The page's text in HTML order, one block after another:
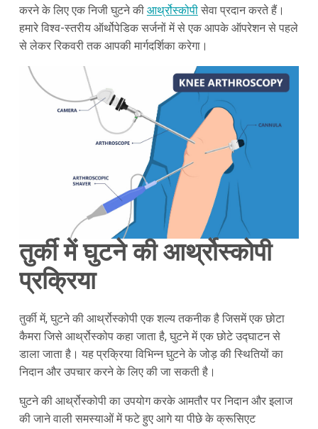
करने के लिए एक निजी घुटने की आर्थ्रोस्कोपीसेवा प्रदान करते हैं।
हमारे विश्व-स्तरीय ऑर्थोपेडिक सर्जनों में से एक आपके ऑपरेशन से पहले
से लेकर रिकवरी तक आपकी मार्गदर्शिका करेगा।
तुर्की में घुटने की आर्थ्रोस्कोपी
प्रक्रिया
तुर्की में, घुटने की आर्थ्रोस्कोपी एक शल्य तकनीक है जिसमें एक छोटा
कैमरा जिसे आर्थ्रोस्कोप कहा जाता है, घुटने में एक छोटे उद्घाटन से
डाला जाता है। यह प्रक्रिया विभिन्न घुटने के जोड़ की स्थितियों का
निदान और उपचार करने के लिए की जा सकती है।
घुटने की आर्थ्रोस्कोपी का उपयोग करके आमतौर पर निदान और इलाज
की जाने वाली समस्याओं में फटे हुए आगे या पीछे के क्रूसिएट